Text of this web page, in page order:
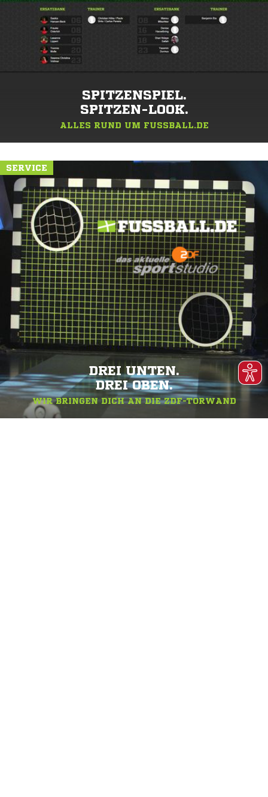
SPITZENSPIEL.
SPITZEN-LOOK.
ALLES RUND UM FUSSBALL.DE
SERVICE
DREI UNTEN.
DREI OBEN.
WIR BRINGEN DICH AN DIE ZDF-TORWAND